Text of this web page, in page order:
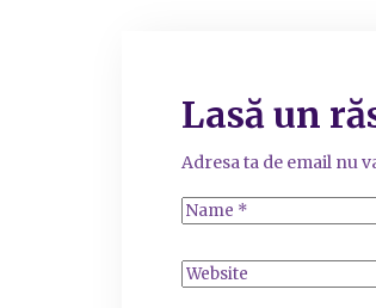
Lasă un
Adresa ta de email nu